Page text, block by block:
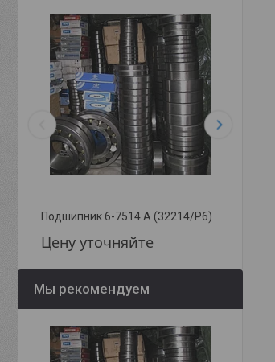
Подшипник 6-7514 А (32214/Р6)
Цену уточняйте
Мы рекомендуем